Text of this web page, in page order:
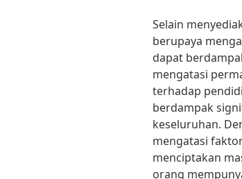
Selain
berupaya
dapat
mengatasi
terhadap
berdampak
keseluruhan.
mengatasi
menciptakan
orang